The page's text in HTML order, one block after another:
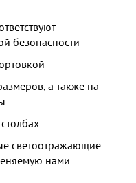
безопасности
а также на
светоотражающие
нами